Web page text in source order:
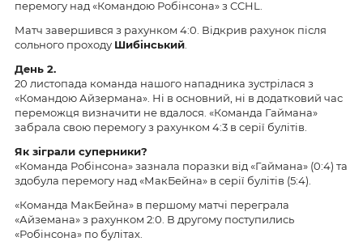
перемогу над «Командою Робінсона» з CCHL.
Матч завершився з рахунком 4:0. Відкрив рахунок після
сольного проходу Шибінський
День 2.
20 листопада команда нашого нападника зустрілася з
«Командою Айзермана». Ні в основний, ні в додатковий час
переможця визначити не вдалося. «Команда Гаймана»
забрала свою перемогу з рахунком 4:3 в серії булітів.
Як зіграли суперники?
«Команда Робінсона» зазнала поразки від «Гаймана» (0:4) та
здобула перемогу над «МакБейна» в серії булітів (5:4).
«Команда МакБейна» в першому матчі переграла
«Айземана» з рахунком 2:0. В другому поступились
«Робінсона» по булітах.